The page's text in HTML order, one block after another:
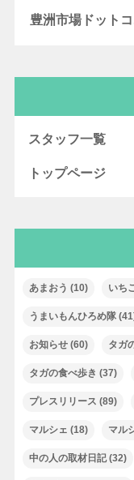
豊洲市場ドット
スタッフ一覧
トップページ
あまおう (10) いち
うまいもんひろめ隊
お知らせ(60) タガ
タガの食べ歩き (37)
プレスリリース (89)
マルシェ (18) マル
中の人の取材日記(32)